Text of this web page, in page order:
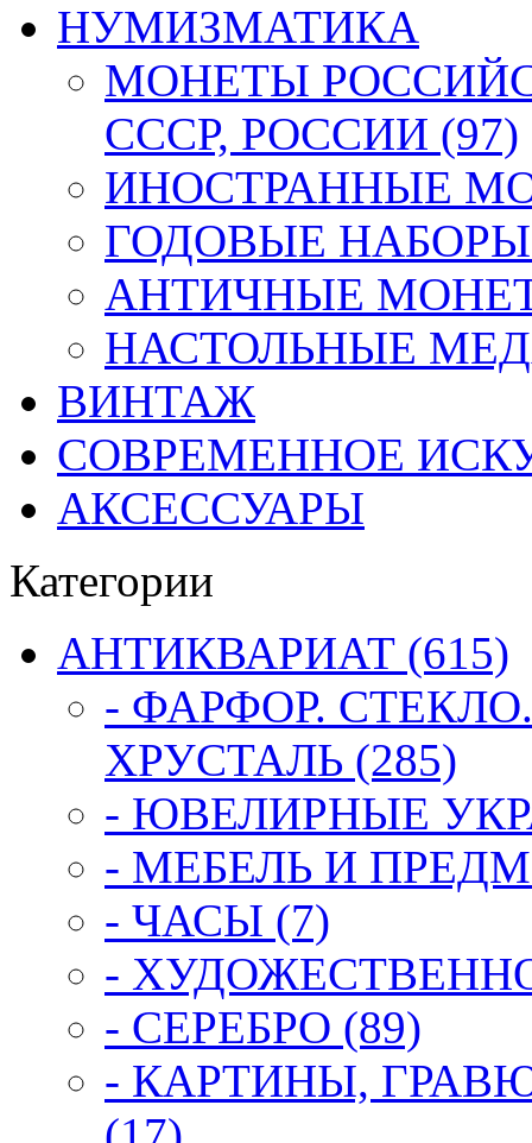
НУМИЗМАТИКА
МОНЕТЫ
СССР, РОССИИ (97)
ИНОСТРАННЫЕ
ГОДОВЫЕ НАБОРЫ
АНТИЧНЫЕ
НАСТОЛЬНЫЕ
ВИНТАЖ
СОВРЕМЕННОЕ
АКСЕССУАРЫ
Категории
АНТИКВАРИАТ (615)
- ФАРФОР.
ХРУСТАЛЬ (285)
- ЮВЕЛИРНЫЕ
- МЕБЕЛЬ И
- ЧАСЫ (7)
-
- СЕРЕБРО (89)
- КАРТИНЫ,